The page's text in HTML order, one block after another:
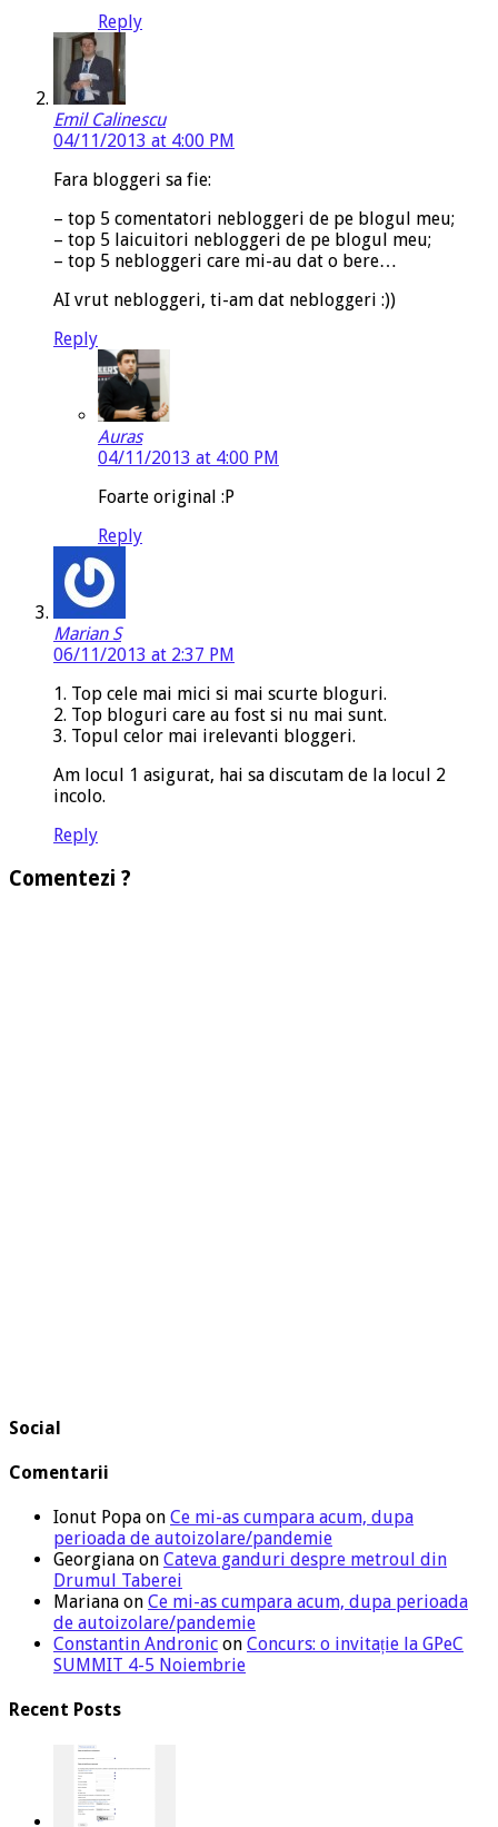
Reply
Emil Calinescu
04/11/2013 at 4:00 PM
Fara bloggeri sa fie:
– top 5 comentatori nebloggeri de pe blogul meu;
– top 5 laicuitori nebloggeri de pe blogul meu;
– top 5 nebloggeri care mi-au dat o bere…
AI vrut nebloggeri, ti-am dat nebloggeri :))
Reply
Auras
04/11/2013 at 4:00 PM
Foarte original :P
Reply
Marian S
06/11/2013 at 2:37 PM
1. Top cele mai mici si mai scurte bloguri.
2. Top bloguri care au fost si nu mai sunt.
3. Topul celor mai irelevanti bloggeri.
Am locul 1 asigurat, hai sa discutam de la locul 2
incolo.
Reply
Comentezi ?
Social
Comentarii
Ionut Popa on Ce mi-as cumpara acum, dupa
perioada de autoizolare/pandemie
Georgiana on Cateva ganduri despre metroul din
Drumul Taberei
Mariana on Ce mi-as cumpara acum, dupa perioada
de autoizolare/pandemie
Constantin Andronic on Concurs: o invitație la GPeC
SUMMIT 4-5 Noiembrie
Recent Posts